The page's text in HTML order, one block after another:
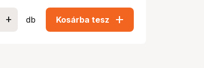
db Kosárba tesz add